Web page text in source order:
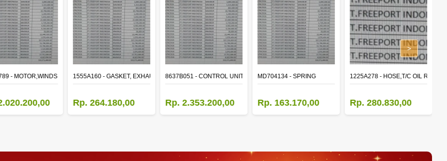
- MOTOR,WINDSHIELD WIPER1555A160 - GASKET, EXHAUST MANIFOLD
Rp. 264.180,00
8637B051 - CONTROL UNIT,TIME & ALARM
Rp. 2.353.200,00
MD704134 - SPRING
Rp. 163.170,00
1225A278 - HOSE,T/C OIL
Rp. 280.830,00
>